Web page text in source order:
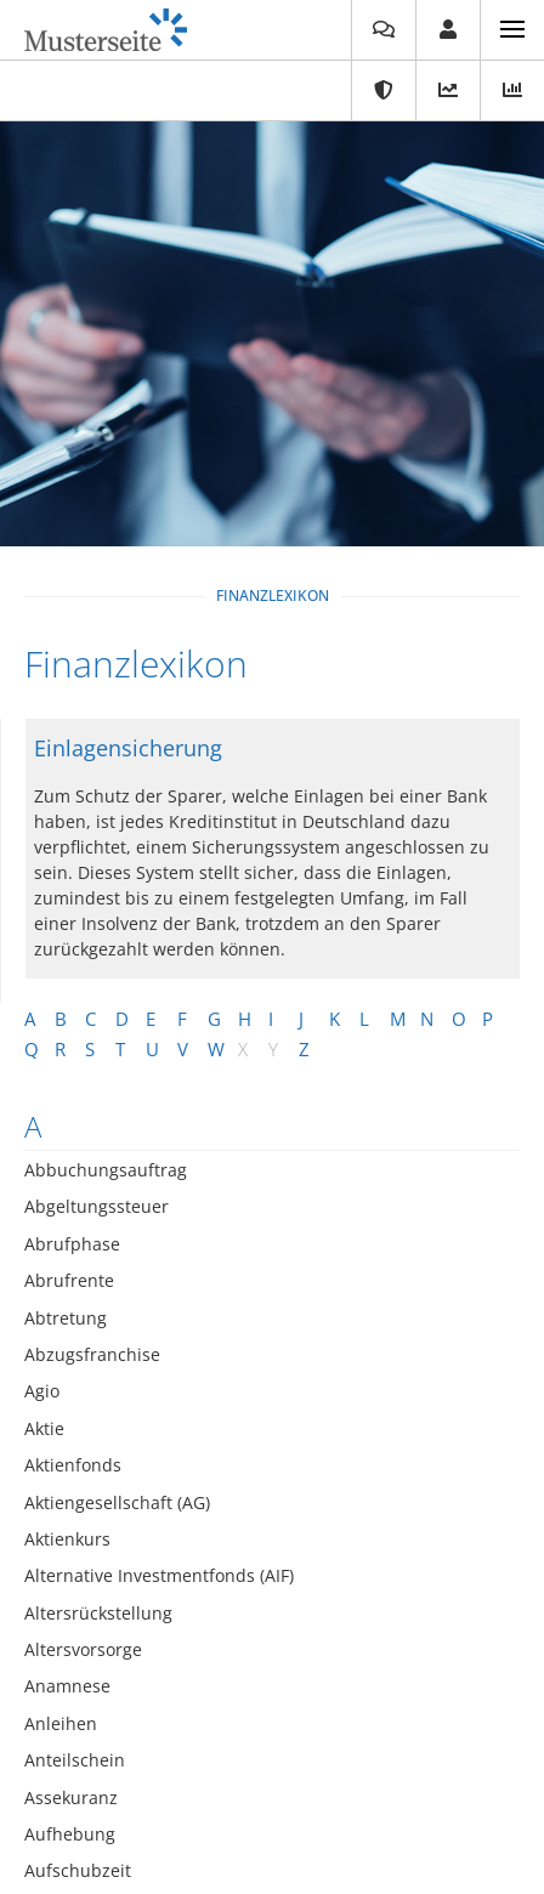
FINANZLEXIKON
Finanzlexikon
A B C D E F G H I J K L M N O
P
Q
R S T U V W X Y Z
A
Abbuchungsauftrag
Abgeltungssteuer
Abrufphase
Abrufrente
Abtretung
Abzugsfranchise
Agio
Aktie
Aktienfonds
Aktiengesellschaft (AG)
Aktienkurs
Alternative Investmentfonds (AIF)
Altersrückstellung
Altersvorsorge
Anamnese
Anleihen
Anteilschein
Assekuranz
Aufhebung
Aufschubzeit
Einlagensicherung
Zum Schutz der Sparer, welche Einlagen bei einer Bank
haben, ist jedes Kreditinstitut in Deutschland dazu
verpflichtet, einem Sicherungssystem angeschlossen zu
sein. Dieses System stellt sicher, dass die Einlagen,
zumindest bis zu einem festgelegten Umfang, im Fall
einer Insolvenz der Bank, trotzdem an den Sparer
zurückgezahlt werden können.